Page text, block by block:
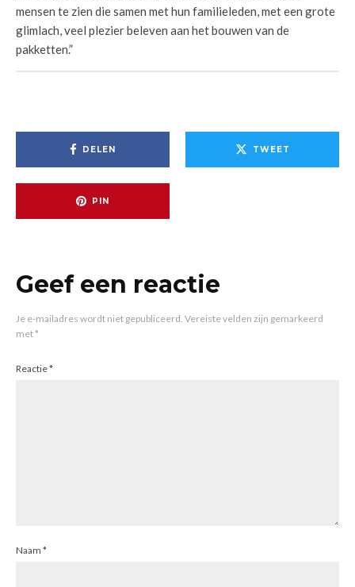
mensen te zien die samen met hun familieleden, met een grote
glimlach, veel plezier beleven aan het bouwen van de
pakketten.”
DELEN TWEET
PIN
Geef een reactie
Je e-mailadres wordt niet gepubliceerd. Vereiste velden zijn gemarkeerd
met*
Reactie*
Naam *